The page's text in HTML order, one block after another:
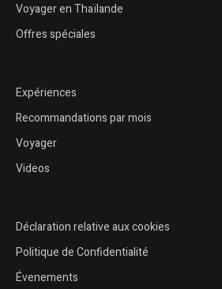
Voyager en Thaïlande
Offres spéciales
Expériences
Recommandations par mois
Voyager
Videos
Déclaration relative aux cookies
Politique de Confidentialité
Évenements